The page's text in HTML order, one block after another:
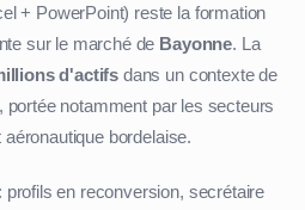
+ PowerPoint) reste la formation
sur le marché de Bayonne. La
d'actifs dans un contexte de
portée notamment par les secteurs
bordelaise.
: profils en reconversion, secrétaire